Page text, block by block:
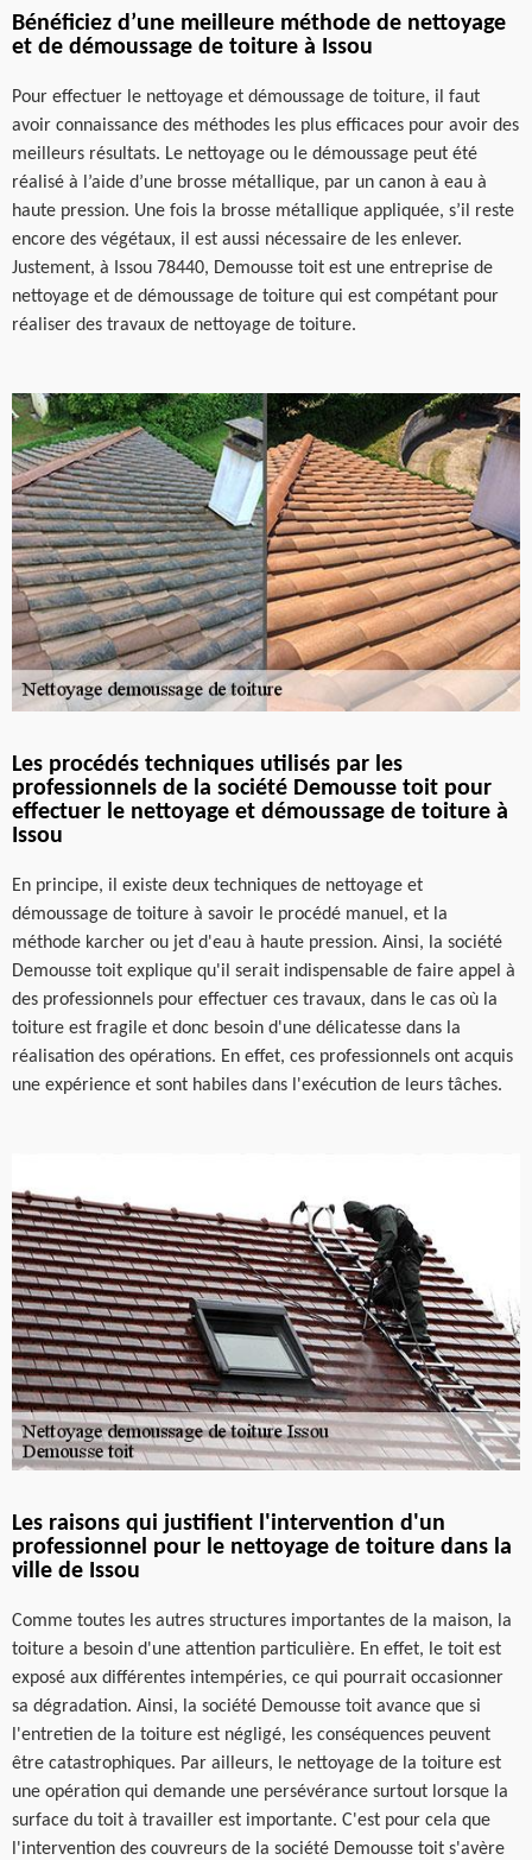
Bénéficiez d’une meilleure méthode de nettoyage
et de démoussage de toiture à Issou
Pour effectuer le nettoyage et démoussage de toiture, il faut
avoir connaissance des méthodes les plus efficaces pour avoir des
meilleurs résultats. Le nettoyage ou le démoussage peut été
réalisé à l’aide d’une brosse métallique, par un canon à eau à
haute pression. Une fois la brosse métallique appliquée, s’il reste
encore des végétaux, il est aussi nécessaire de les enlever.
Justement, à Issou 78440, Demousse toit est une entreprise de
nettoyage et de démoussage de toiture qui est compétant pour
réaliser des travaux de nettoyage de toiture.
Les procédés techniques utilisés par les
professionnels de la société Demousse toit pour
effectuer le nettoyage et démoussage de toiture à
Issou
En principe, il existe deux techniques de nettoyage et
démoussage de toiture à savoir le procédé manuel, et la
méthode karcher ou jet d'eau à haute pression. Ainsi, la société
Demousse toit explique qu'il serait indispensable de faire appel à
des professionnels pour effectuer ces travaux, dans le cas où la
toiture est fragile et donc besoin d'une délicatesse dans la
réalisation des opérations. En effet, ces professionnels ont acquis
une expérience et sont habiles dans l'exécution de leurs tâches.
Les raisons qui justifient l'intervention d'un
professionnel pour le nettoyage de toiture dans la
ville de Issou
Comme toutes les autres structures importantes de la maison, la
toiture a besoin d'une attention particulière. En effet, le toit est
exposé aux différentes intempéries, ce qui pourrait occasionner
sa dégradation. Ainsi, la société Demousse toit avance que si
l'entretien de la toiture est négligé, les conséquences peuvent
être catastrophiques. Par ailleurs, le nettoyage de la toiture est
une opération qui demande une persévérance surtout lorsque la
surface du toit à travailler est importante. C'est pour cela que
l'intervention des couvreurs de la société Demousse toit s'avère